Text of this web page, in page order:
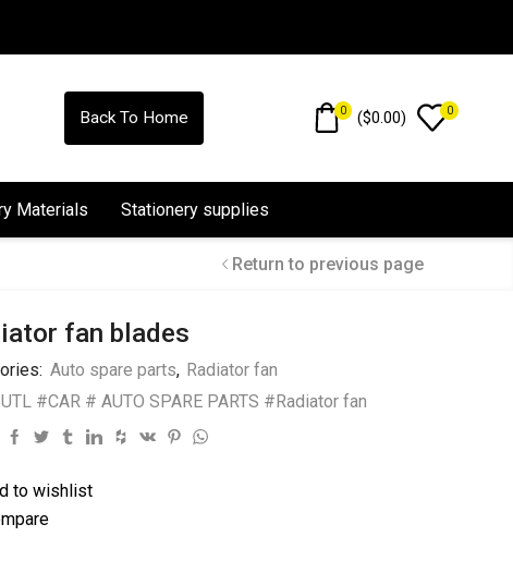
Back To Home 0 ($0.00) 0
Materials Stationery supplies
Return to previous page
fan blades
Auto spare parts, Radiator fan
#CAR # AUTO SPARE PARTS #Radiator fan
to wishlist